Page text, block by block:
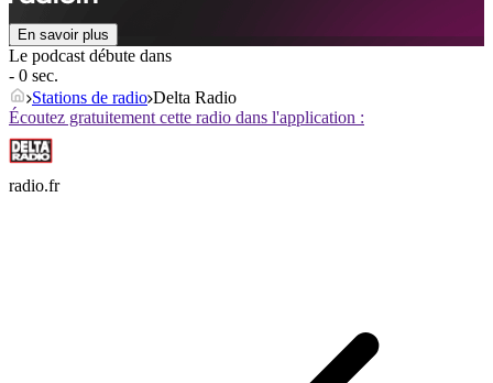
En savoir plus
Le podcast débute dans
- 0 sec.
Stations de radio Delta Radio
Écoutez gratuitement cette radio dans l'application :
radio.fr